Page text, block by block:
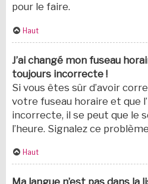
pour le faire.
Haut
J’ai changé mon fuseau
toujours incorrecte !
Si vous êtes sûr d’avoir
votre fuseau horaire et que
incorrecte, il se peut que le
l’heure. Signalez ce
Haut
Ma langue n’est pas dans la